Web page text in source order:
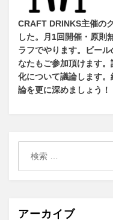
CRAFT DRINKS主催の
した。
月1回開催・原則
ラフでやります。
ビー
なたもご参加頂けます。
化について議論します。
論を更に深めましょう！
アーカイブ